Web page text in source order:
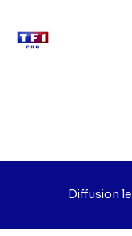
Diffusion le